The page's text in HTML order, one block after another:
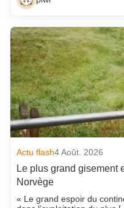
Actu flash4 Août. 2026
Le plus grand gisement
Norvège
« Le grand espoir du